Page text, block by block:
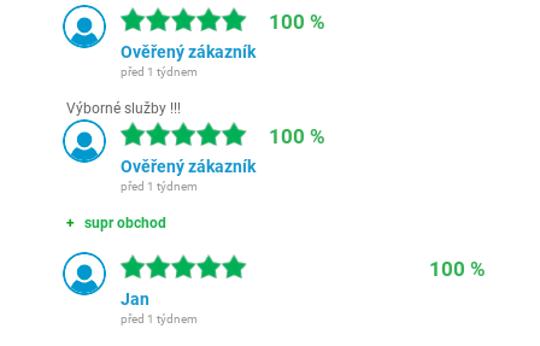
100 %
Ověřený zákazník
před 1 týdnem
Výborné služby !!!
100 %
Ověřený zákazník
před 1 týdnem
supr obchod
100 %
Jan
před 1 týdnem